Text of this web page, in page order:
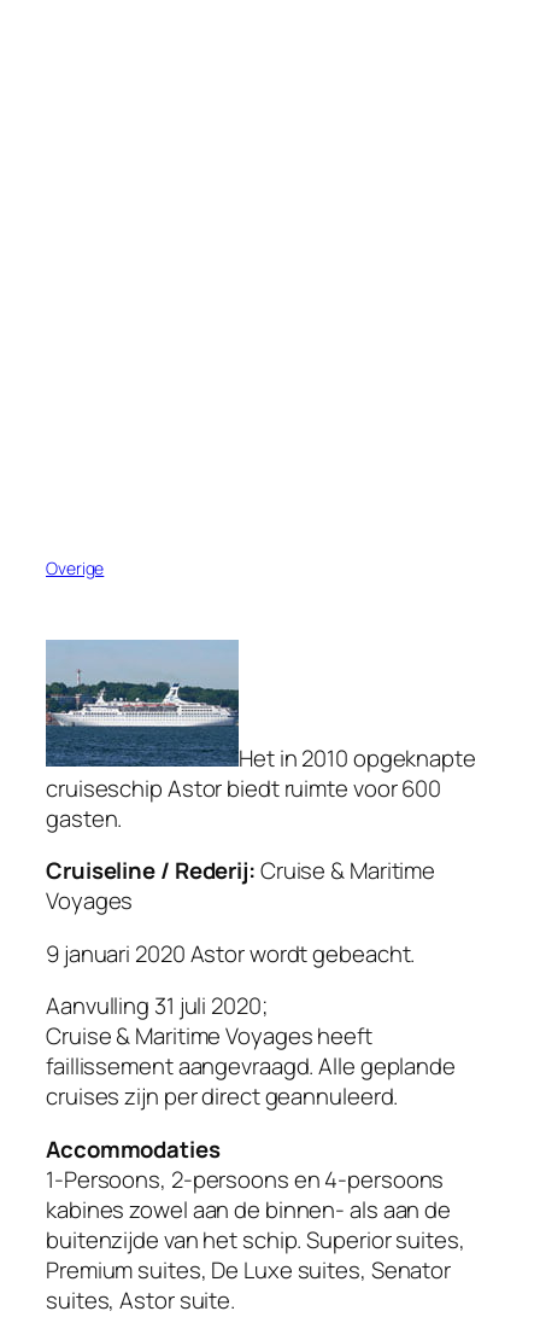
Overige
Het in 2010 opgeknapte
cruiseschip Astor biedt ruimte voor 600
gasten.
Cruiseline / Rederij:Cruise & Maritime
Voyages
9 januari 2020 Astor wordt gebeacht.
Aanvulling 31 juli 2020;
Cruise & Maritime Voyages heeft
faillissement aangevraagd. Alle geplande
cruises zijn per direct geannuleerd.
Accommodaties
1-Persoons, 2-persoons en 4-persoons
kabines zowel aan de binnen- als aan de
buitenzijde van het schip. Superior suites,
Premium suites, De Luxe suites, Senator
suites, Astor suite.